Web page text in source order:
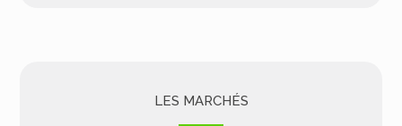
LES MARCHÉS